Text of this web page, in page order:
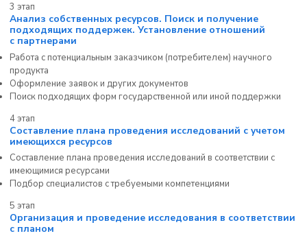
3 этап
Анализ собственных ресурсов. Поиск и получение
подходящих поддержек. Установление отношений
с партнерами
Работа с потенциальным заказчиком (потребителем) научного
продукта
Оформление заявок и других документов
Поиск подходящих форм государственной или иной поддержки
4 этап
Составление плана проведения исследований с учетом
имеющихся ресурсов
Составление плана проведения исследований в соответствии с
имеющимися ресурсами
Подбор специалистов с требуемыми компетенциями
5 этап
Организация и проведение исследования в соответствии
с планом